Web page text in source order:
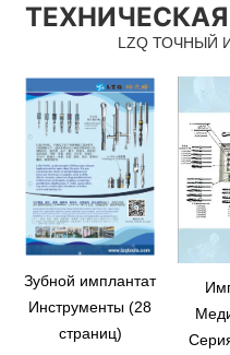
LZQ ТОЧНЫЙ
Зубной имплантат
Инструменты (28
страниц)